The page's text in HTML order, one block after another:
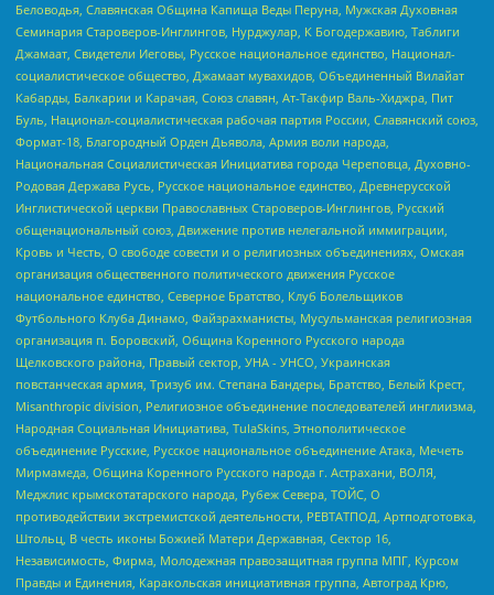
Беловодья, Славянская Община Капища Веды Перуна, Мужская Духовная
Семинария Староверов-Инглингов, Нурджулар, К Богодержавию, Таблиги
Джамаат, Свидетели Иеговы, Русское национальное единство, Национал-
социалистическое общество, Джамаат мувахидов, Объединенный Вилайат
Кабарды, Балкарии и Карачая, Союз славян, Ат-Такфир Валь-Хиджра, Пит
Буль, Национал-социалистическая рабочая партия России, Славянский союз,
Формат-18, Благородный Орден Дьявола, Армия воли народа,
Национальная Социалистическая Инициатива города Череповца, Духовно-
Родовая Держава Русь, Русское национальное единство, Древнерусской
Инглистической церкви Православных Староверов-Инглингов, Русский
общенациональный союз, Движение против нелегальной иммиграции,
Кровь и Честь, О свободе совести и о религиозных объединениях, Омская
организация общественного политического движения Русское
национальное единство, Северное Братство, Клуб Болельщиков
Футбольного Клуба Динамо, Файзрахманисты, Мусульманская религиозная
организация п. Боровский, Община Коренного Русского народа
Щелковского района, Правый сектор, УНА - УНСО, Украинская
повстанческая армия, Тризуб им. Степана Бандеры, Братство, Белый Крест,
Misanthropic division, Религиозное объединение последователей инглиизма,
Народная Социальная Инициатива, TulaSkins, Этнополитическое
объединение Русские, Русское национальное объединение Атака, Мечеть
Мирмамеда, Община Коренного Русского народа г. Астрахани, ВОЛЯ,
Меджлис крымскотатарского народа, Рубеж Севера, ТОЙС, О
противодействии экстремистской деятельности, РЕВТАТПОД, Артподготовка,
Штольц, В честь иконы Божией Матери Державная, Сектор 16,
Независимость, Фирма, Молодежная правозащитная группа МПГ, Курсом
Правды и Единения, Каракольская инициативная группа, Автоград Крю,